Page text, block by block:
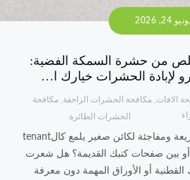
24, 2026
من حشرة السمكة الفضية:
لإبادة الحشرات خيارك ا…
الافات ,مكافحة الحشرات الزاحفة ,مكافحة
الحشرات الطائرة
هل لاحظت يوماً حركة سريعة ومفاجئة لكائن صغير يلمع كالtenant
أو بين صفحات كتبك القديمة؟ هل شعرت
أو الأوراق المهمة دون معرفة